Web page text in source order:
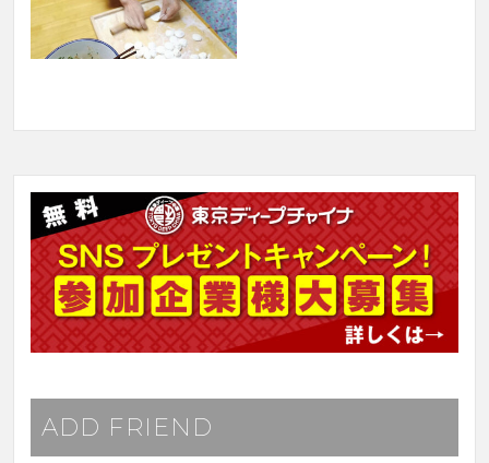
ADD FRIEND